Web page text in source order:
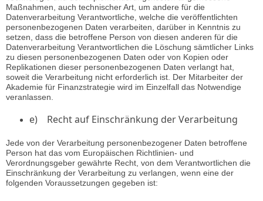
Maßnahmen, auch technischer Art, um andere für die
Datenverarbeitung Verantwortliche, welche die veröffentlichten
personenbezogenen Daten verarbeiten, darüber in Kenntnis zu
setzen, dass die betroffene Person von diesen anderen für die
Datenverarbeitung Verantwortlichen die Löschung sämtlicher Links
zu diesen personenbezogenen Daten oder von Kopien oder
Replikationen dieser personenbezogenen Daten verlangt hat,
soweit die Verarbeitung nicht erforderlich ist. Der Mitarbeiter der
Akademie für Finanzstrategie wird im Einzelfall das Notwendige
veranlassen.
e) Recht auf Einschränkung der Verarbeitung
Jede von der Verarbeitung personenbezogener Daten betroffene
Person hat das vom Europäischen Richtlinien- und
Verordnungsgeber gewährte Recht, von dem Verantwortlichen die
Einschränkung der Verarbeitung zu verlangen, wenn eine der
folgenden Voraussetzungen gegeben ist: